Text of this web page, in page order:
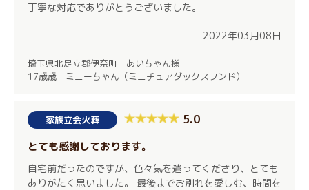
丁寧な対応でありがとうございました。
2022年03月08日
埼玉県北足立郡伊奈町 あいちゃん様
17歳歳 ミニーちゃん（ミニチュアダックスフンド）
家族立会火葬 5.0
とても感謝しております。
自宅前だったのですが、色々気を遣ってくださり、とても
ありがたく思いました。 最後までお別れを愛しむ、時間を